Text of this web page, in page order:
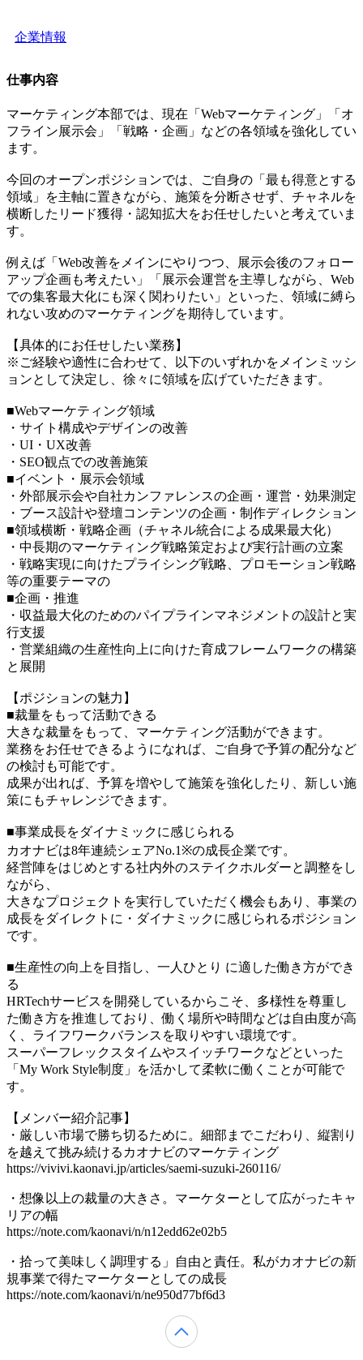
企業情報
仕事内容
マーケティング本部では、現在「Webマーケティング」「オ
フライン展示会」「戦略・企画」などの各領域を強化してい
ます。
今回のオープンポジションでは、ご自身の「最も得意とする
領域」を主軸に置きながら、施策を分断させず、チャネルを
横断したリード獲得・認知拡大をお任せしたいと考えていま
す。
例えば「Web改善をメインにやりつつ、展示会後のフォロー
アップ企画も考えたい」「展示会運営を主導しながら、Web
での集客最大化にも深く関わりたい」といった、領域に縛ら
れない攻めのマーケティングを期待しています。
【具体的にお任せしたい業務】
※ご経験や適性に合わせて、以下のいずれかをメインミッシ
ョンとして決定し、徐々に領域を広げていただきます。
■Webマーケティング領域
・サイト構成やデザインの改善
・UI・UX改善
・SEO観点での改善施策
■イベント・展示会領域
・外部展示会や自社カンファレンスの企画・運営・効果測定
・ブース設計や登壇コンテンツの企画・制作ディレクション
■領域横断・戦略企画（チャネル統合による成果最大化）
・中長期のマーケティング戦略策定および実行計画の立案
・戦略実現に向けたプライシング戦略、プロモーション戦略
等の重要テーマの
■企画・推進
・収益最大化のためのパイプラインマネジメントの設計と実
行支援
・営業組織の生産性向上に向けた育成フレームワークの構築
と展開
【ポジションの魅力】
■裁量をもって活動できる
大きな裁量をもって、マーケティング活動ができます。
業務をお任せできるようになれば、ご自身で予算の配分など
の検討も可能です。
成果が出れば、予算を増やして施策を強化したり、新しい施
策にもチャレンジできます。
■事業成長をダイナミックに感じられる
カオナビは8年連続シェアNo.1※の成長企業です。
経営陣をはじめとする社内外のステイクホルダーと調整をし
ながら、
大きなプロジェクトを実行していただく機会もあり、事業の
成長をダイレクトに・ダイナミックに感じられるポジション
です。
■生産性の向上を目指し、一人ひとり に適した働き方ができ
る
HRTechサービスを開発しているからこそ、多様性を尊重し
た働き方を推進しており、働く場所や時間などは自由度が高
く、ライフワークバランスを取りやすい環境です。
スーパーフレックスタイムやスイッチワークなどといった
「My Work Style制度」を活かして柔軟に働くことが可能で
す。
【メンバー紹介記事】
・厳しい市場で勝ち切るために。細部までこだわり、縦割り
を越えて挑み続けるカオナビのマーケティング
https://vivivi.kaonavi.jp/articles/saemi-suzuki-260116/
・想像以上の裁量の大きさ。マーケターとして広がったキャ
リアの幅
https://note.com/kaonavi/n/n12edd62e02b5
・拾って美味しく調理する」自由と責任。私がカオナビの新
規事業で得たマーケターとしての成長
https://note.com/kaonavi/n/ne950d77bf6d3